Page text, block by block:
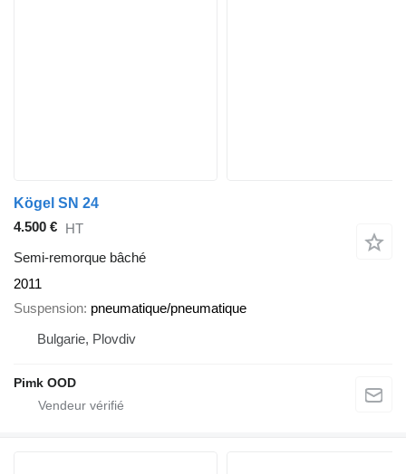
Kögel SN 24
4.500 € HT
Semi-remorque bâché
2011
Suspension pneumatique/pneumatique
Bulgarie, Plovdiv
Pimk OOD